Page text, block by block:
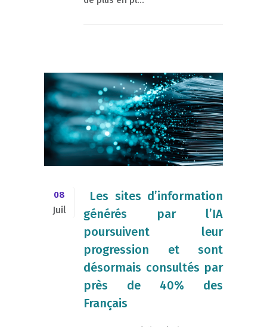
08
Juil
​​ Les sites d’information
générés par l’IA
poursuivent leur
progression et sont
désormais consultés par
près de 40% des
Français